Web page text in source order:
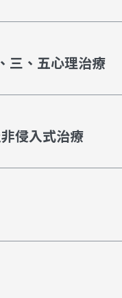
三、五心理治療
侵入式治療